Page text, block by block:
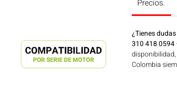
Precios.
¿Tienes
310 418 0594
Colombia